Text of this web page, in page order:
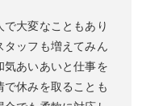
大変なこともあり
タッフも増えてみん
気あいあいと仕事を
で休みを取ることも